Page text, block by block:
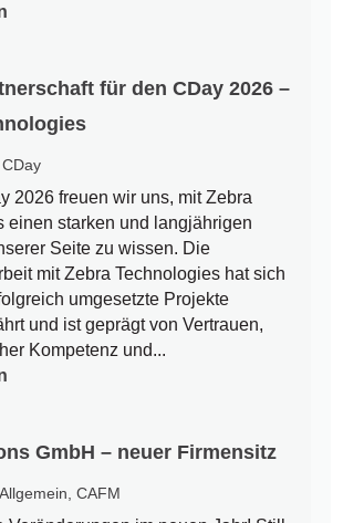
für den CDay 2026 –
CDay
2026 freuen wir uns, mit Zebra
einen starken und langjährigen
Seite zu wissen. Die
mit Zebra Technologies hat sich
umgesetzte Projekte
und ist geprägt von Vertrauen,
Kompetenz und...
GmbH – neuer Firmensitz
Allgemein ,CAFM